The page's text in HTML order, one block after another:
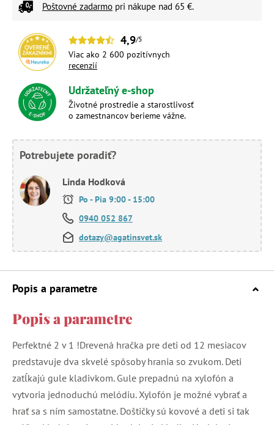
Poštovné zadarmo pri nákupe nad 65 €.
4,9/5
Viac ako 2 600 pozitívnych
recenzií
Udržateľný e-shop
Životné prostredie a starostlivosť
o zamestnancov berieme vážne.
Potrebujete poradiť?
Linda Hodková
Po - Pia 9:00 - 15:00
0940 052 867
dotazy@agatinsvet.sk
Popis a parametre
Popis a parametre
Perfektné 2 v 1 !Drevená hračka pre deti od 12 mesiacov
predstavuje dva skvelé spôsoby hrania so zvukom. Deti
zatĺkajú gule kladivkom. Gule prepadnú na xylofón a
vytvoria jednoduchú melódiu. Xylofón je možné vybrať a
hrať sa s ním samostatne. Doštičky sú kovové a deti si tak